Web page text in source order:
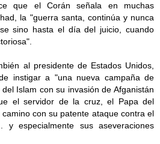
que el Corán señala en muchas
la "guerra santa, continúa y nunca
sino hasta el día del juicio, cuando
al presidente de Estados Unidos,
instigar a "una nueva campaña de
Islam con su invasión de Afganistán
el servidor de la cruz, el Papa del
con su patente ataque contra el
y especialmente sus aseveraciones